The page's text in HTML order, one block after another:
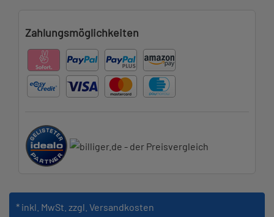
Zahlungsmöglichkeiten
* inkl. MwSt. zzgl. Versandkosten